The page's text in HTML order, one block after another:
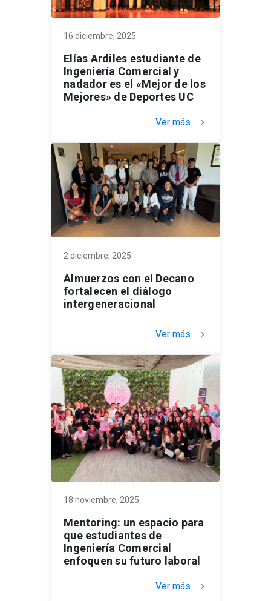
16 diciembre, 2025
Elías Ardiles estudiante de
Ingeniería Comercial y
nadador es el «Mejor de los
Mejores» de Deportes UC
Ver más keyboard_arrow_right
2 diciembre, 2025
Almuerzos con el Decano
fortalecen el diálogo
intergeneracional
Ver más keyboard_arrow_right
18 noviembre, 2025
Mentoring: un espacio para
que estudiantes de
Ingeniería Comercial
enfoquen su futuro laboral
Ver más keyboard_arrow_right